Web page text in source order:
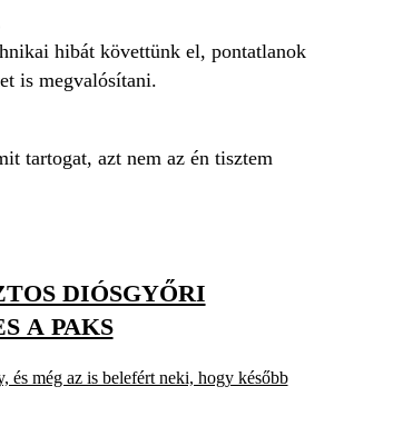
hibát követtünk el, pontatlanok
is megvalósítani.
tartogat, azt nem az én tisztem
DIÓSGYŐRI
A PAKS
és még az is belefért neki, hogy később